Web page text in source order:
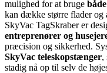
mulighed for at bruge
kan dække større flader og
SkyVac TagSkraber er
entreprenører og
præcision og sikkerhed.
SkyVac teleskopstænger,
stadig nå op til selv de